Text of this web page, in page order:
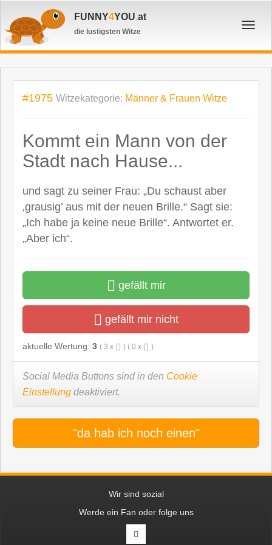
FUNNY4YOU.at
die lustigsten Witze
#1975 Witzekategorie: Männer & Frauen Witze
Kommt ein Mann von der
Stadt nach Hause...
und sagt zu seiner Frau: „Du schaust aber
‚grausig’ aus mit der neuen Brille.“ Sagt sie:
„Ich habe ja keine neue Brille“. Antwortet er.
„Aber ich“.
gefällt mir
gefällt mir nicht
aktuelle Wertung: 3 ( 3 x ) ( 0 x )
Social Media Buttons sind in den Cookie
Einstellung deaktiviert.
"da hab ich noch einen"
Wir sind sozial
Werde ein Fan oder folge uns